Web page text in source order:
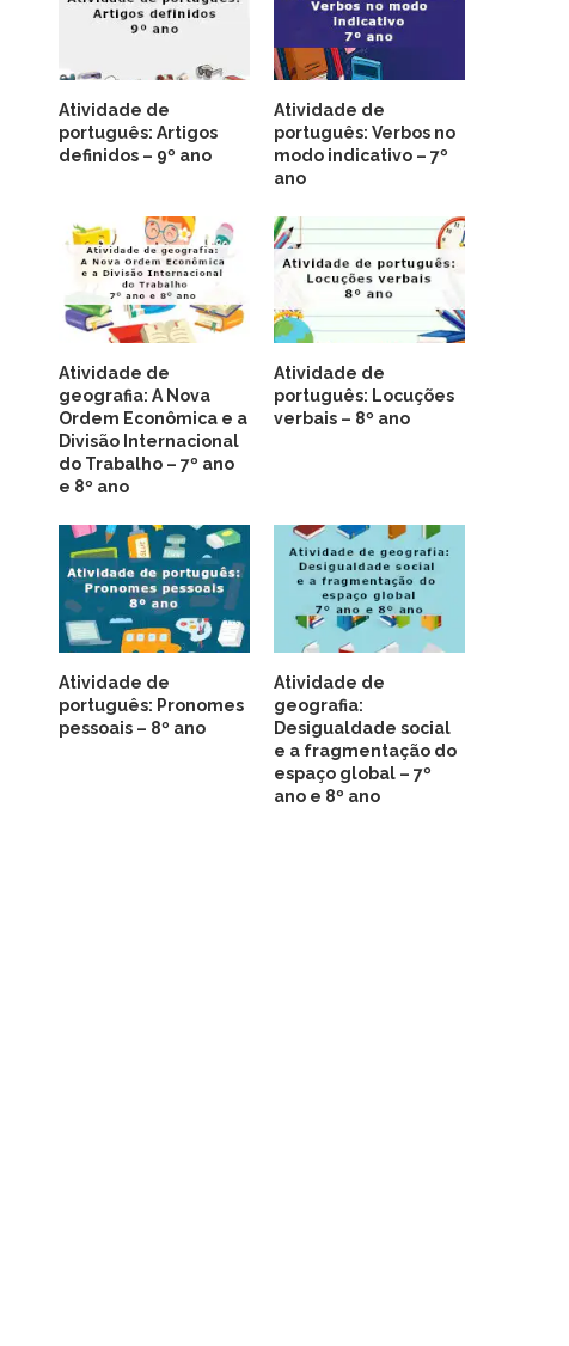
Atividade de
português: Artigos
definidos – 9º ano
Atividade de
português: Verbos no
modo indicativo – 7º
ano
Atividade de
geografia: A Nova
Ordem Econômica e a
Divisão Internacional
do Trabalho – 7º ano
e 8º ano
Atividade de
português: Locuções
verbais – 8º ano
Atividade de
português: Pronomes
pessoais – 8º ano
Atividade de
geografia:
Desigualdade social
e a fragmentação do
espaço global – 7º
ano e 8º ano